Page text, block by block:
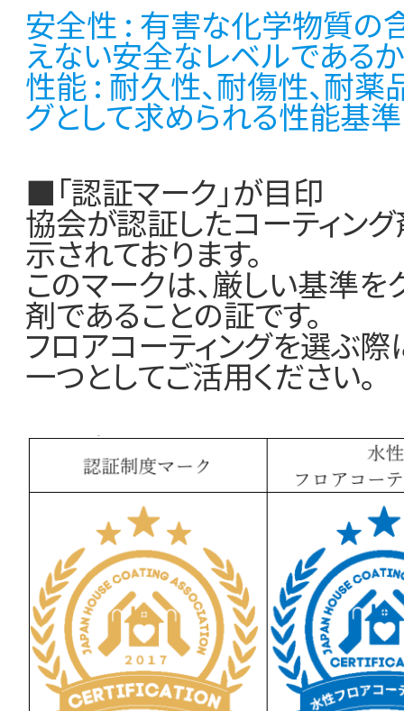
安全性 : 有害な化学物質の
えない安全なレベルであるか
性能 : 耐久性、耐傷性、耐薬
グとして求められる性能基
■「認証マーク」が目印
協会が認証したコーティング
示されております。
このマークは、厳しい基準を
剤であることの証です。
フロアコーティングを選ぶ
一つとしてご活用ください。